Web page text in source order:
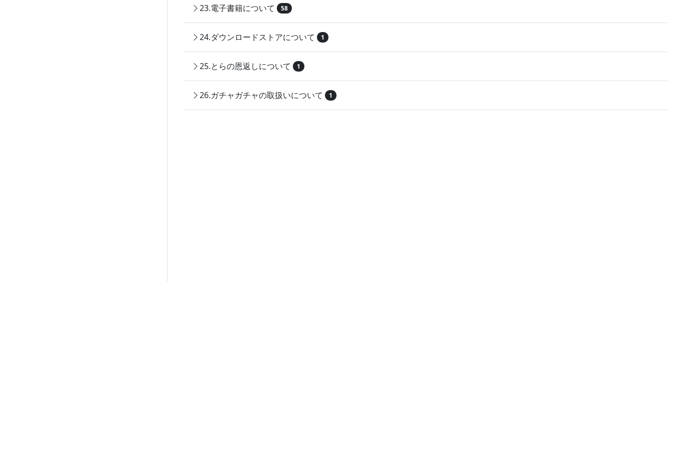
23.電子書籍について 58
24.ダウンロードストアについて 1
25.とらの恩返しについて 1
26.ガチャガチャの取扱いについて 1